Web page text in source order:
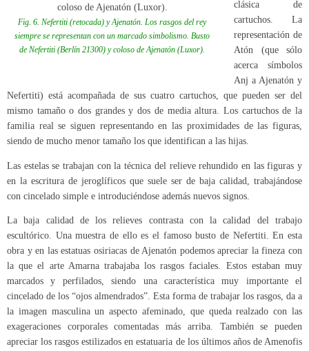
Fig. 6. Nefertiti (retocada) y Ajenatón. Los rasgos del rey
siempre se representan con un marcado simbolismo. Busto
de Nefertiti (Berlín 21300) y coloso de Ajenatón (Luxor).
clásica de
cartuchos. La
representación de
Atón (que sólo
acerca símbolos
Anj a Ajenatón y
Nefertiti) está acompañada de sus cuatro cartuchos, que pueden ser del
mismo tamaño o dos grandes y dos de media altura. Los cartuchos de la
familia real se siguen representando en las proximidades de las figuras,
siendo de mucho menor tamaño los que identifican a las hijas.
Las estelas se trabajan con la técnica del relieve rehundido en las figuras y
en la escritura de jeroglíficos que suele ser de baja calidad, trabajándose
con cincelado simple e introduciéndose además nuevos signos.
La baja calidad de los relieves contrasta con la calidad del trabajo
escultórico. Una muestra de ello es el famoso busto de Nefertiti. En esta
obra y en las estatuas osiriacas de Ajenatón podemos apreciar la fineza con
la que el arte Amarna trabajaba los rasgos faciales. Estos estaban muy
marcados y perfilados, siendo una característica muy importante el
cincelado de los “ojos almendrados”. Esta forma de trabajar los rasgos, da a
la imagen masculina un aspecto afeminado, que queda realzado con las
exageraciones corporales comentadas más arriba. También se pueden
apreciar los rasgos estilizados en estatuaria de los últimos años de Amenofis